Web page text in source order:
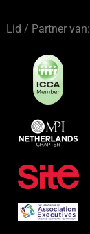
Lid / Partner van: